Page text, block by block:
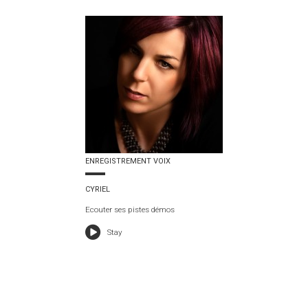
ENREGISTREMENT VOIX
CYRIEL
Ecouter ses pistes démos
Stay